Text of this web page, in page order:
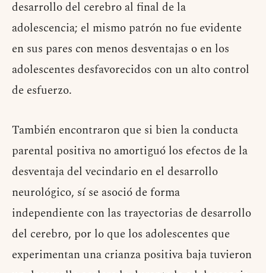
desarrollo del cerebro al final de la
adolescencia; el mismo patrón no fue evidente
en sus pares con menos desventajas o en los
adolescentes desfavorecidos con un alto control
de esfuerzo.
También encontraron que si bien la conducta
parental positiva no amortiguó los efectos de la
desventaja del vecindario en el desarrollo
neurológico, sí se asoció de forma
independiente con las trayectorias de desarrollo
del cerebro, por lo que los adolescentes que
experimentan una crianza positiva baja tuvieron